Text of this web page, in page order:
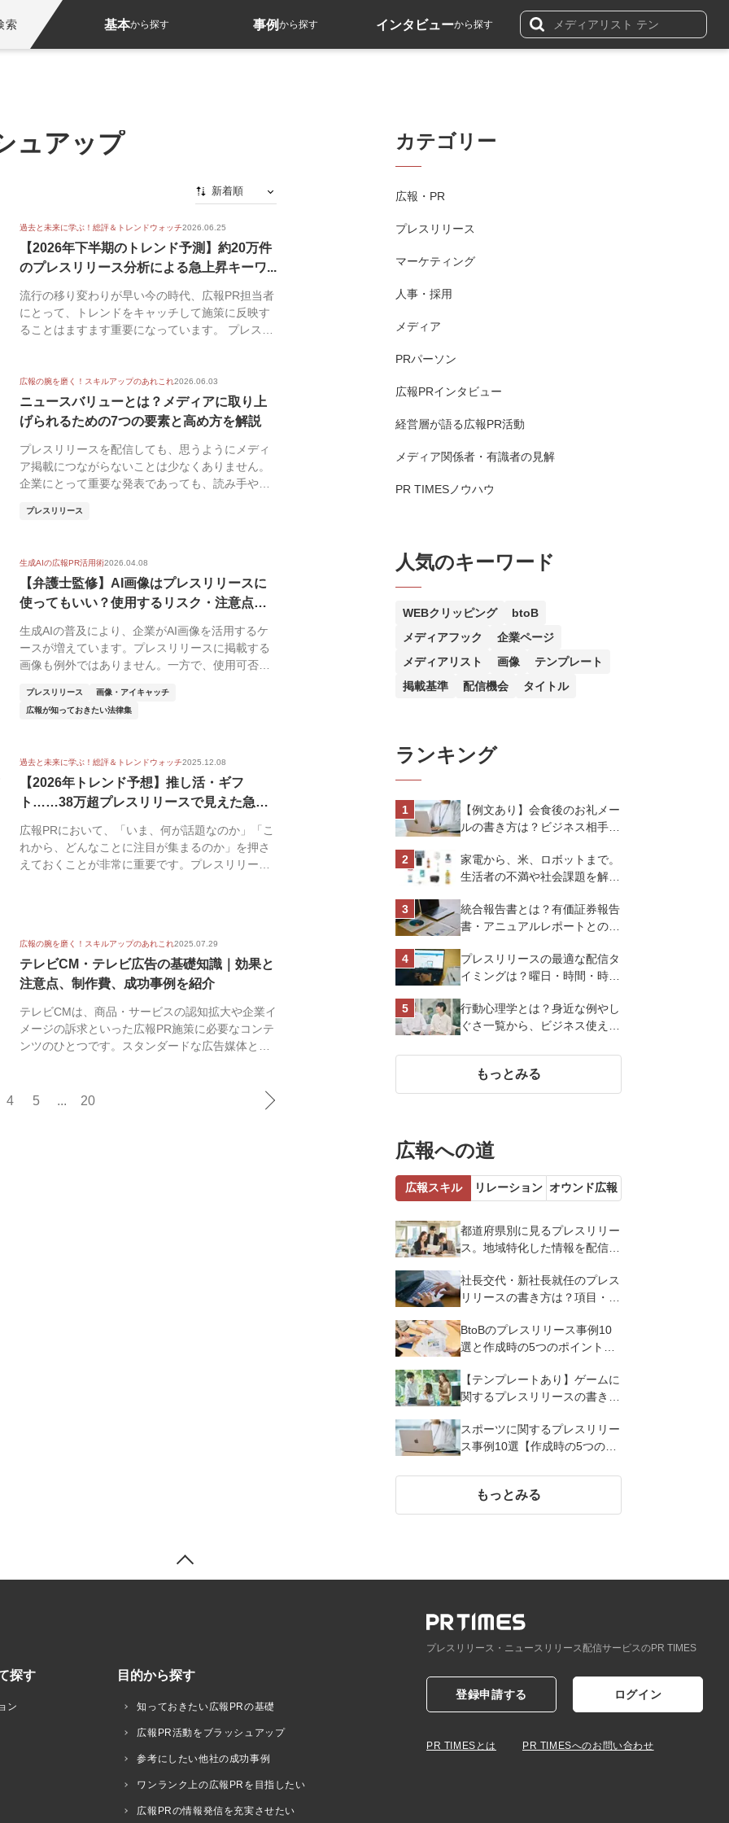
索 基本から探す 事例から探す インタビューから探す
ュアップ
新着順
最初から
人気順
過去と未来に学ぶ！総評＆トレンドウォッチ2026.06.25
【2026年下半期のトレンド予測】約20万件
のプレスリリース分析による急上昇キーワ...
流行の移り変わりが早い今の時代、広報PR担当者
にとって、トレンドをキャッチして施策に反映す
ることはますます重要になっています。 プレスリ
広報の腕を磨く！スキルアップのあれこれ2026.06.03
ニュースバリューとは？メディアに取り上
げられるための7つの要素と高め方を解説
プレスリリースを配信しても、思うようにメディ
ア掲載につながらないことは少なくありません。
企業にとって重要な発表であっても、読み手や社
プレスリリース
生成AIの広報PR活用術2026.04.08
【弁護士監修】AI画像はプレスリリースに
使ってもいい？使用するリスク・注意点と
効果...
生成AIの普及により、企業がAI画像を活用するケ
ースが増えています。プレスリリースに掲載する
画像も例外ではありません。一方で、使用可否や
プレスリリース
画像・アイキャッチ
広報が知っておきたい法律集
過去と未来に学ぶ！総評＆トレンドウォッチ2025.12.08
【2026年トレンド予想】推し活・ギフ
ト……38万超プレスリリースで見えた急上
昇キ...
広報PRにおいて、「いま、何が話題なのか」「こ
れから、どんなことに注目が集まるのか」を押さ
えておくことが非常に重要です。プレスリリース
広報の腕を磨く！スキルアップのあれこれ2025.07.29
テレビCM・テレビ広告の基礎知識｜効果と
注意点、制作費、成功事例を紹介
テレビCMは、商品・サービスの認知拡大や企業イ
メージの訴求といった広報PR施策に必要なコンテ
ンツのひとつです。スタンダードな広告媒体とも
4 5 ... 20
カテゴリー
広報・PR
プレスリリース
マーケティング
人事・採用
メディア
PRパーソン
広報PRインタビュー
経営層が語る広報PR活動
メディア関係者・有識者の見解
PR TIMESノウハウ
人気のキーワード
WEBクリッピング
btoB
メディアフック
企業ページ
メディアリスト
画像
テンプレート
掲載基準
配信機会 タイトル
ランキング
【例文あり】会食後のお礼メー
ルの書き方は？ビジネス相手に
トを解説
家電から、米、ロボットまで。
生活者の不満や社会課題を解決
スオーヤマ株式会社
統合報告書とは？有価証券報告
書・アニュアルレポートとの違
プレスリリースの最適な配信タ
イミングは？曜日・時間・時期
化させよう
行動心理学とは？身近な例やし
ぐさ一覧から、ビジネス使える
もっとみる
広報への道
広報スキル リレーション オウンド広報
都道府県別に見るプレスリリー
ス。地域特化した情報を配信す
社長交代・新社長就任のプレス
リリースの書き方は？項目・ポ
BtoBのプレスリリース事例10
選と作成時の5つのポイントを
【テンプレートあり】ゲームに
関するプレスリリースの書き方
スポーツに関するプレスリリー
ス事例10選【作成時の5つのポ
もっとみる
探す
ン
目的から探す
知っておきたい広報PRの基礎
広報PR活動をブラッシュアップ
参考にしたい他社の成功事例
ワンランク上の広報PRを目指したい
広報PRの情報発信を充実させたい
プレスリリース・ニュースリリース配信サービスのPR TIMES
登録申請する ログイン
PR TIMESとは PR TIMESへのお問い合わせ